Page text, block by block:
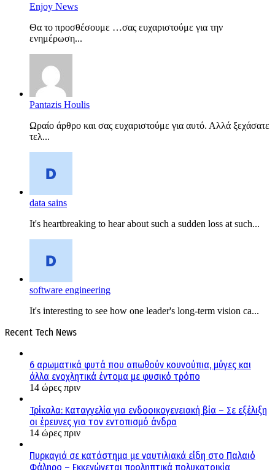
Enjoy News
Θα το προσθέσουμε …σας ευχαριστούμε για την
ενημέρωση...
Pantazis Houlis
Ωραίο άρθρο και σας ευχαριστούμε για αυτό. Αλλά ξεχάσατε
τελ...
data sains
It's heartbreaking to hear about such a sudden loss at such...
software engineering
It's interesting to see how one leader's long-term vision ca...
Recent Tech News
6 αρωματικά φυτά που απωθούν κουνούπια, μύγες και
άλλα ενοχλητικά έντομα με φυσικό τρόπο
14 ώρες πριν
Τρίκαλα: Καταγγελία για ενδοοικογενειακή βία – Σε εξέλιξη
οι έρευνες για τον εντοπισμό άνδρα
14 ώρες πριν
Πυρκαγιά σε κατάστημα με ναυτιλιακά είδη στο Παλαιό
Φάληρο – Εκκενώνεται προληπτικά πολυκατοικία